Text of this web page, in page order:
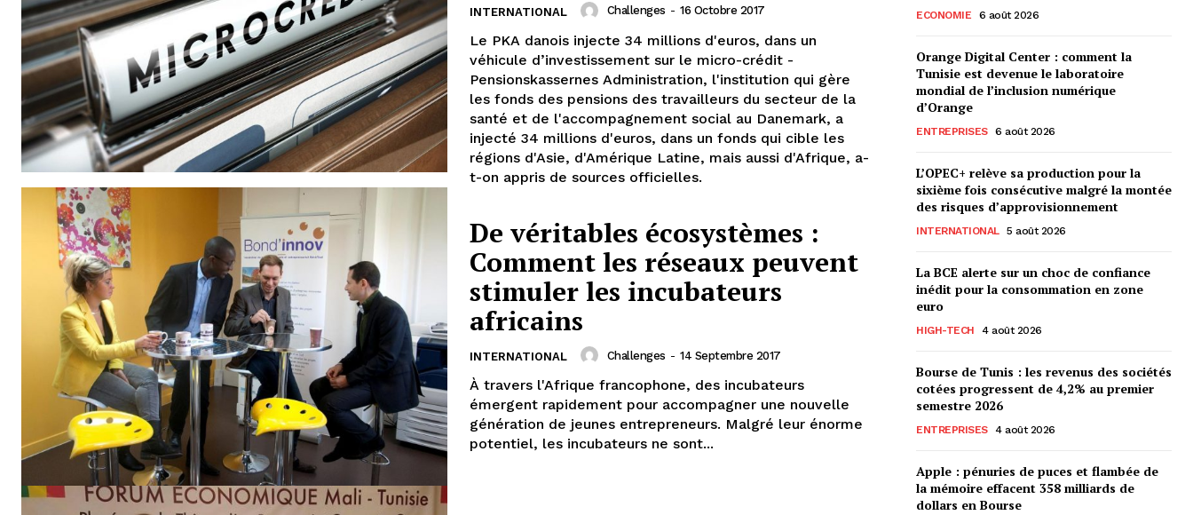
INTERNATIONAL Challenges - 16 Octobre 2017
Le PKA danois injecte 34 millions d'euros, dans un
véhicule d’investissement sur le micro-crédit -
Pensionskassernes Administration, l'institution qui gère
les fonds des pensions des travailleurs du secteur de la
santé et de l'accompagnement social au Danemark, a
injecté 34 millions d'euros, dans un fonds qui cible les
régions d'Asie, d'Amérique Latine, mais aussi d'Afrique, a-
t-on appris de sources officielles.
De véritables écosystèmes :
Comment les réseaux peuvent
stimuler les incubateurs
africains
INTERNATIONAL Challenges - 14 Septembre 2017
À travers l'Afrique francophone, des incubateurs
émergent rapidement pour accompagner une nouvelle
génération de jeunes entrepreneurs. Malgré leur énorme
potentiel, les incubateurs ne sont...
ECONOMIE 6 août 2026
Orange Digital Center : comment la
Tunisie est devenue le laboratoire
mondial de l’inclusion numérique
d’Orange
ENTREPRISES 6 août 2026
L’OPEC+ relève sa production pour la
sixième fois consécutive malgré la montée
des risques d’approvisionnement
INTERNATIONAL 5 août 2026
La BCE alerte sur un choc de confiance
inédit pour la consommation en zone
euro
HIGH-TECH 4 août 2026
Bourse de Tunis : les revenus des sociétés
cotées progressent de 4,2% au premier
semestre 2026
ENTREPRISES 4 août 2026
Apple : pénuries de puces et flambée de
la mémoire effacent 358 milliards de
dollars en Bourse